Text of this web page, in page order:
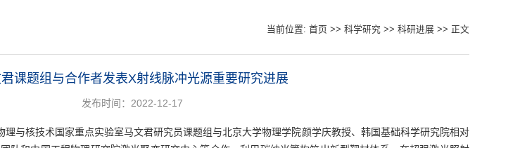
当前位置: 首页 >> 科学研究 >> 科研进展 >> 正文
课题组与合作者发表X射线脉冲光源重要研究进展
发布时间：2022-12-17
与核技术国家重点实验室马文君研究员课题组与北京大学物理学院颜学庆教授、韩国基础科学研究院相对